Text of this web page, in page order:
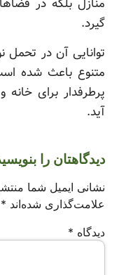
گیرد.
توانایی آن در تحمل
متنوع باعث شده
پرطرفدار برای
آید.
دیدگاهتان را
نشانی ایمیل شما
علامت‌گذاری شده‌اند *
دیدگاه *